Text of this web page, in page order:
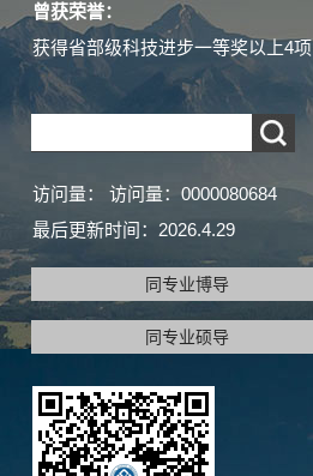
曾获荣誉：
获得省部级科技进步一等奖以上4项
访问量： 访问量： 0000080684
最后更新时间： 2026.4.29
同专业博导
同专业硕导